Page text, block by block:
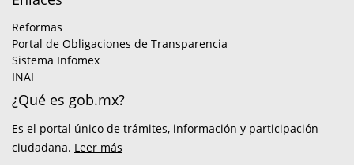
Reformas
Portal de Obligaciones de Transparencia
Sistema Infomex
INAI
¿Qué es gob.mx?
Es el portal único de trámites, información y participación
ciudadana. Leer más